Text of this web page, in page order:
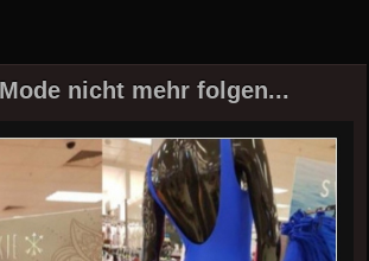
nicht mehr folgen...